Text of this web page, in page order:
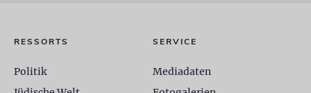
RESSORTS
Politik
SERVICE
Mediadaten